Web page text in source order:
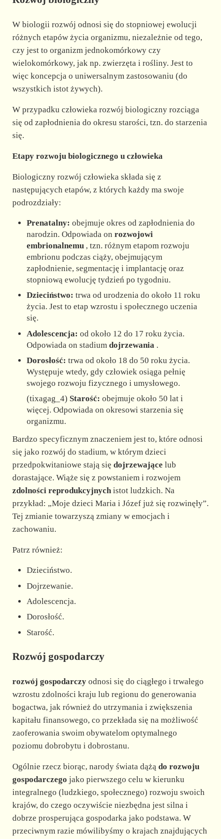
W biologii rozwój odnosi się do stopniowej ewolucji
różnych etapów życia organizmu, niezależnie od tego,
czy jest to organizm jednokomórkowy czy
wielokomórkowy, jak np. zwierzęta i rośliny. Jest to
więc koncepcja o uniwersalnym zastosowaniu (do
wszystkich istot żywych).
W przypadku człowieka rozwój biologiczny rozciąga
się od zapłodnienia do okresu starości, tzn. do starzenia
się.
Etapy rozwoju biologicznego u człowieka
Biologiczny rozwój człowieka składa się z
następujących etapów, z których każdy ma swoje
podrozdziały:
Prenatalny: obejmuje okres od zapłodnienia do
narodzin. Odpowiada onrozwojowi
embrionalnemu , tzn. różnym etapom rozwoju
embrionu podczas ciąży, obejmującym
zapłodnienie, segmentację i implantację oraz
stopniową ewolucję tydzień po tygodniu.
Dzieciństwo: trwa od urodzenia do około 11 roku
życia. Jest to etap wzrostu i społecznego uczenia
się.
Adolescencja: od około 12 do 17 roku życia.
Odpowiada on stadiumdojrzewania .
Dorosłość: trwa od około 18 do 50 roku życia.
Występuje wtedy, gdy człowiek osiąga pełnię
swojego rozwoju fizycznego i umysłowego.
(tixagag_4) Starość: obejmuje około 50 lat i
więcej. Odpowiada on okresowi starzenia się
organizmu.
Bardzo specyficznym znaczeniem jest to, które odnosi
się jako rozwój do stadium, w którym dzieci
przedpokwitaniowe stają się dojrzewające lub
dorastające. Wiąże się z powstaniem i rozwojem
zdolności reprodukcyjnychistot ludzkich. Na
przykład: „Moje dzieci Maria i Józef już się rozwinęły”.
Tej zmianie towarzyszą zmiany w emocjach i
zachowaniu.
Patrz również:
Dzieciństwo.
Dojrzewanie.
Adolescencja.
Dorosłość.
Starość.
Rozwój gospodarczy
rozwój gospodarczyodnosi się do ciągłego i trwałego
wzrostu zdolności kraju lub regionu do generowania
bogactwa, jak również do utrzymania i zwiększenia
kapitału finansowego, co przekłada się na możliwość
zaoferowania swoim obywatelom optymalnego
poziomu dobrobytu i dobrostanu.
Ogólnie rzecz biorąc, narody świata dążą do rozwoju
gospodarczego jako pierwszego celu w kierunku
integralnego (ludzkiego, społecznego) rozwoju swoich
krajów, do czego oczywiście niezbędna jest silna i
dobrze prosperująca gospodarka jako podstawa. W
przeciwnym razie mówilibyśmy o krajach znajdujących